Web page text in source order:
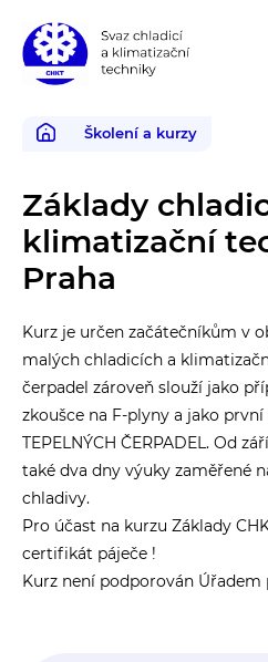
Svaz
chladicí
klimatizační
Školení a kurzy
Základy
klimatizační
Praha
Kurz je určen začátečníkům v
malých chladicích a
čerpadel zároveň slouží jako
zkoušce na F-plyny a jako první
TEPELNÝCH ČERPADEL. Od
také dva dny výuky zaměřené
chladivy.
Pro účast na kurzu Základy
certifikát páječe !
Kurz není podporován Úřadem